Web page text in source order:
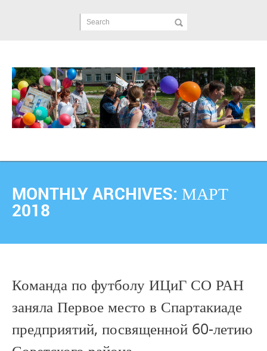
Search
MONTHLY ARCHIVES: МАРТ
2018
Команда по футболу ИЦиГ СО РАН
заняла Первое место в Спартакиаде
предприятий, посвященной 60-летию